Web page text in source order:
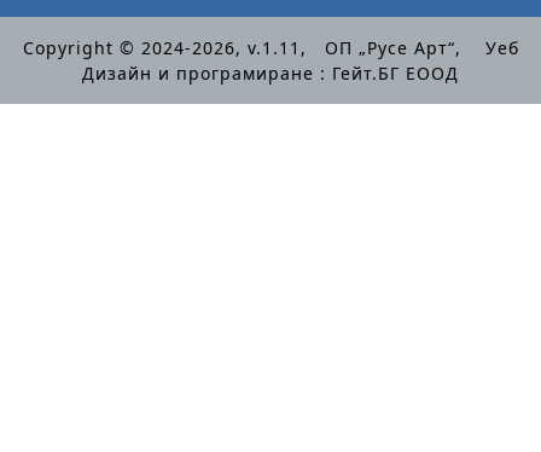
Copyright © 2024-2026, v.1.11, ОП „Русе Арт“, Уеб
Дизайн и програмиране : Гейт.БГ ЕООД